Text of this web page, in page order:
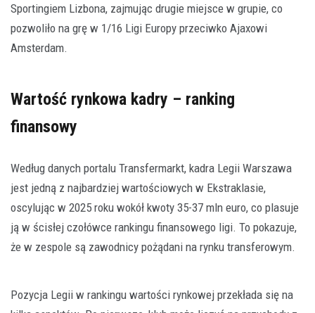
Sportingiem Lizbona, zajmując drugie miejsce w grupie, co
pozwoliło na grę w 1/16 Ligi Europy przeciwko Ajaxowi
Amsterdam.
Wartość rynkowa kadry – ranking
finansowy
Według danych portalu Transfermarkt, kadra Legii Warszawa
jest jedną z najbardziej wartościowych w Ekstraklasie,
oscylując w 2025 roku wokół kwoty 35-37 mln euro, co plasuje
ją w ścisłej czołówce rankingu finansowego ligi. To pokazuje,
że w zespole są zawodnicy pożądani na rynku transferowym.
Pozycja Legii w rankingu wartości rynkowej przekłada się na